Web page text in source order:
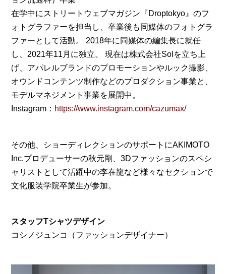
在学中にストリートウェブマガジン『Droptokyo』のフ
ォトグラファーを担当し、卒業後も同媒体のフォトグラ
ファーとして活動。 2018年に同媒体の編集長に就任
し、2021年11月に独立。 現在は株式会社Solを立ち上
げ、アパレルブランドのプロモーションやルック撮影、
オウンドコンテンツ制作などのプロダクション事業と、
モデルマネジメント事業を展開中。
Instagram： https://www.instagram.com/cazumax/
その他、ショーディレクションのサポートにAKIMOTO
Inc.プロデューサーの秋元剛、3Dファッションのスペシ
ャリストとして活躍中の李在龍など様々なセクションで
文化服装学院卒業生が参加。
スタッフTシャツデザイン
コシノジュンコ（ファッションデザイナー）